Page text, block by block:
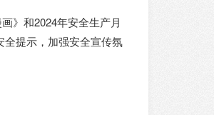
》和2024年安全生产月
提示，加强安全宣传氛